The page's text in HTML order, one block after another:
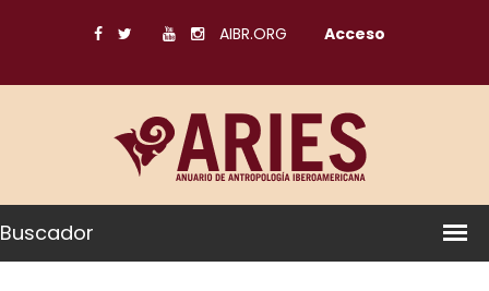
AIBR.ORG Acceso
Buscador